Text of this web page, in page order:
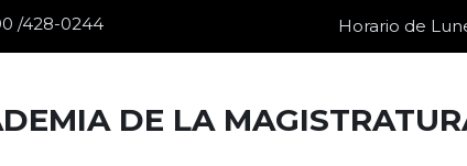
/428-0244 Horario de
DE LA